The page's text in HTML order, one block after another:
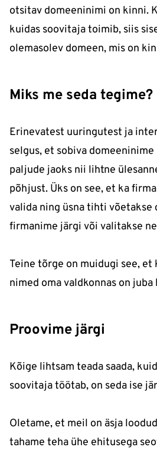
otsitav domeeninimi on kinni.
kuidas soovitaja toimib, siis
olemasolev domeen, mis on
Miks me seda tegime?
Erinevatest uuringutest ja
selgus, et sobiva
paljude jaoks nii lihtne
põhjust. Üks on see, et ka
valida ning üsna tihti võetakse
firmanime järgi või valitakse
Teine tõrge on muidugi see, et
nimed oma valdkonnas on
Proovime järgi
Kõige lihtsam teada saada,
soovitaja töötab, on seda ise
Oletame, et meil on äsja
tahame teha ühe ehitusega